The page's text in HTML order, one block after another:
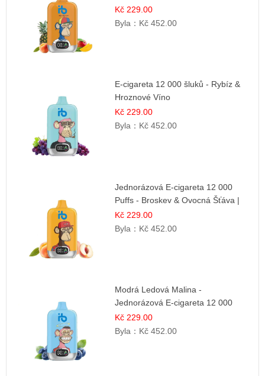
směs
Kč 229.00
Byla： Kč 452.00
E-cigareta 12 000 šluků - Rybíz &
Hroznové Víno
Kč 229.00
Byla： Kč 452.00
Jednorázová E-cigareta 12 000
Puffs - Broskev & Ovocná Šťáva |
Osvěžující ovocná směs
Kč 229.00
Byla： Kč 452.00
Modrá Ledová Malina -
Jednorázová E-cigareta 12 000
šluků | Osvěžující Bobulová Příchuť
Kč 229.00
Byla： Kč 452.00